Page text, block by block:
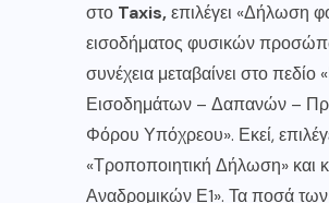
στο Taxis,επιλέγει «Δήλωση
εισοδήματος φυσικών
συνέχεια μεταβαίνει στο
Εισοδημάτων – Δαπανών –
Φόρου Υπόχρεου». Εκεί,
«Τροποποιητική Δήλωση» και
Αναδρομικών Ε1». Τα ποσά